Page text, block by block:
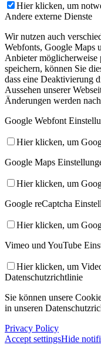
Hier klicken, um
Andere externe Dienste
Wir nutzen auch
Webfonts, Google Maps
Anbieter möglicherweise
speichern, können Sie
dass eine Deaktivierung
Aussehen unserer
Änderungen werden
Google Webfont
Hier klicken, um
Google Maps
Hier klicken, um
Google reCaptcha
Hier klicken, um
Vimeo und YouTube
Hier klicken, um
Datenschutzrichtlinie
Sie können unsere
in unseren
Privacy Policy
Accept settingsHide